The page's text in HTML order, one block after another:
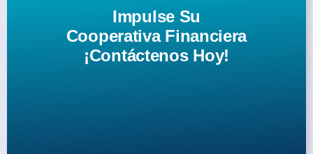
Impulse Su
Cooperativa Financiera
¡Contáctenos Hoy!